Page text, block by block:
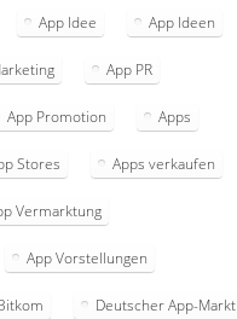
App Idee App Ideen
App PR
App Promotion Apps
Stores Apps verkaufen
Vermarktung
App Vorstellungen
Deutscher App-Markt